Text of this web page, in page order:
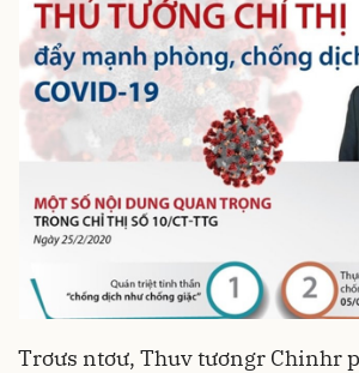
Trơưs ntơư, Thuv tươngr Chinhr